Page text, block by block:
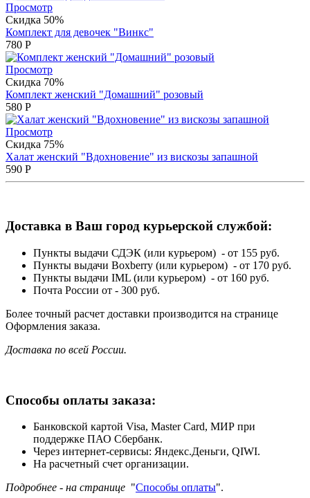
Просмотр
Скидка 50%
Комплект для девочек "Винкс"
780 Р
Просмотр
Скидка 70%
Комплект женский "Домашний" розовый
580 Р
Просмотр
Скидка 75%
Халат женский "Вдохновение" из вискозы запашной
590 Р
Доставка в Ваш город курьерской службой:
Пункты выдачи СДЭК (или курьером) - от 155 руб.
Пункты выдачи Boxberry (или курьером) - от 170 руб.
Пункты выдачи IML (или курьером) - от 160 руб.
Почта России от - 300 руб.
Более точный расчет доставки производится на странице
Оформления заказа.
Доставка по всей России.
Способы оплаты заказа:
Банковской картой Visa, Master Card, МИР при
поддержке ПАО Сбербанк.
Через интернет-сервисы: Яндекс.Деньги, QIWI.
На расчетный счет организации.
Подробнее - на странице "Способы оплаты".